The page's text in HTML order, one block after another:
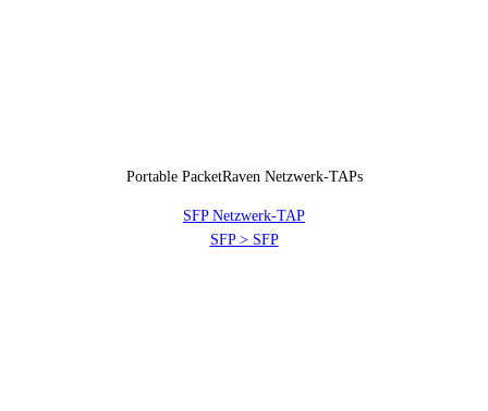
Portable PacketRaven Netzwerk-TAPs
SFP Netzwerk-TAP
SFP > SFP